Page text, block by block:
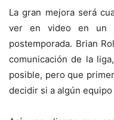
La gran mejora será
ver en video en un
postemporada. Brian
comunicación de la
posible, pero que
decidir si a algún